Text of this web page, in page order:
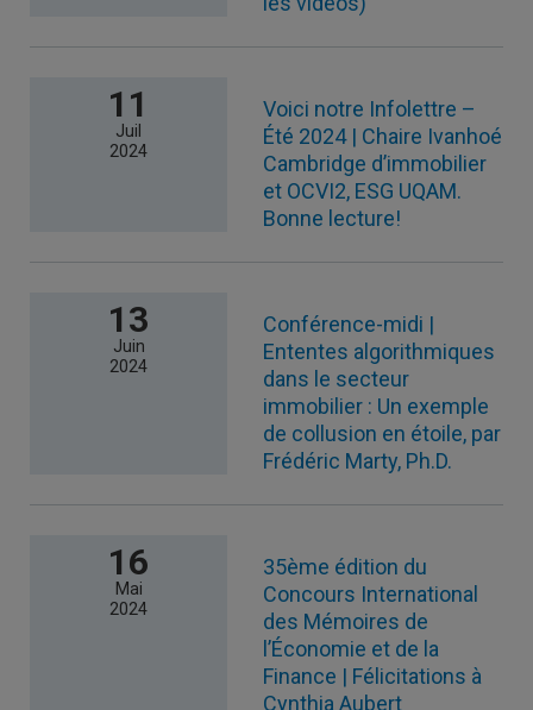
11
Juil
2024
Voici notre Infolettre –
Été 2024 | Chaire Ivanhoé
Cambridge d’immobilier
et OCVI2, ESG UQAM.
Bonne lecture!
13
Juin
2024
Conférence-midi |
Ententes algorithmiques
dans le secteur
immobilier : Un exemple
de collusion en étoile, par
Frédéric Marty, Ph.D.
16
Mai
2024
35ème édition du
Concours International
des Mémoires de
l’Économie et de la
Finance | Félicitations à
Cynthia Aubert